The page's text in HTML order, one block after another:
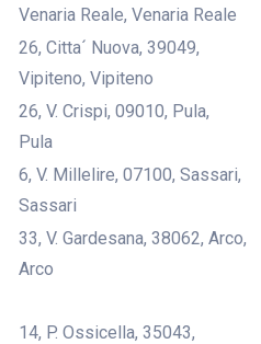
Venaria Reale, Venaria Reale
26, Citta´ Nuova, 39049,
Vipiteno, Vipiteno
26, V. Crispi, 09010, Pula,
Pula
6, V. Millelire, 07100, Sassari,
Sassari
33, V. Gardesana, 38062, Arco,
Arco
14, P. Ossicella, 35043,